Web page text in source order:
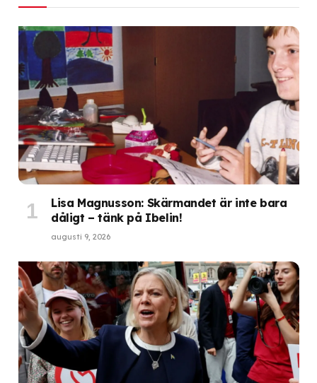
Lisa Magnusson: Skärmandet är inte bara
dåligt – tänk på Ibelin!
augusti 9, 2026